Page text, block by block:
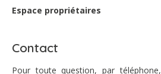
Espace propriétaires
Contact
Pour toute question, par